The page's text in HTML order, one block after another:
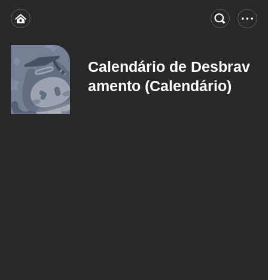
Calendário de Desbrav
amento (Calendário)